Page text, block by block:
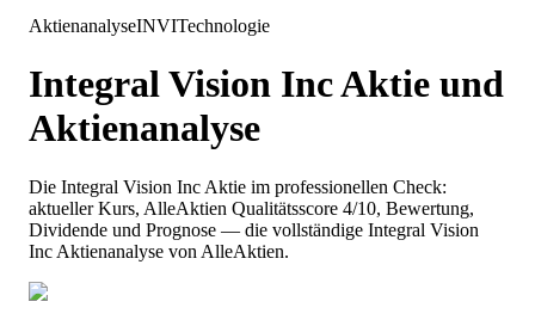
AktienanalyseINVITechnologie
Integral Vision IncAktie und
Aktienanalyse
Die Integral Vision Inc Aktie im professionellen Check:
aktueller Kurs, AlleAktien Qualitätsscore 4/10, Bewertung,
Dividende und Prognose — die vollständige Integral Vision
Inc Aktienanalyse von AlleAktien.